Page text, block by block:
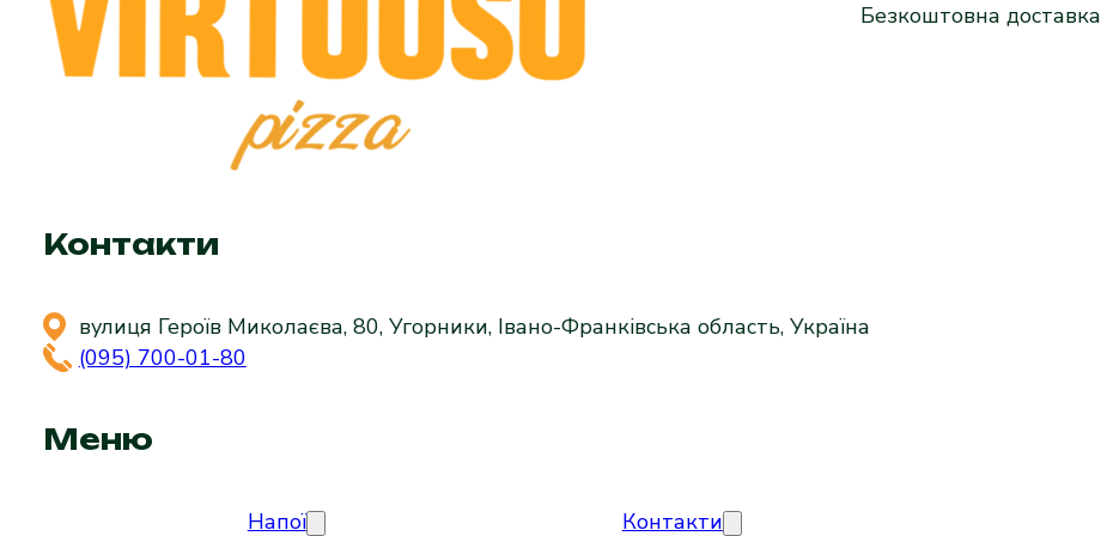
Безкоштовна доставка
Контакти
вулиця Героїв Миколаєва, 80, Угорники, Івано-Франківська область, Україна
(095) 700-01-80
Меню
Напої Контакти